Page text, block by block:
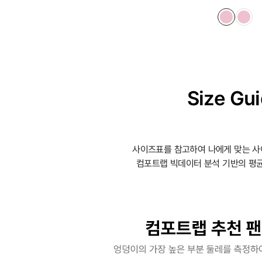
Size
사이즈표를 참고하여 나에게 맞는
컴포트랩 빅데이터 분석 기반의 평